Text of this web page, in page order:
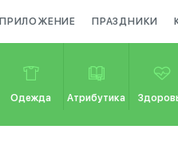
ПРИЛОЖЕНИЕ ПРАЗДНИКИ
Одежда Атрибутика